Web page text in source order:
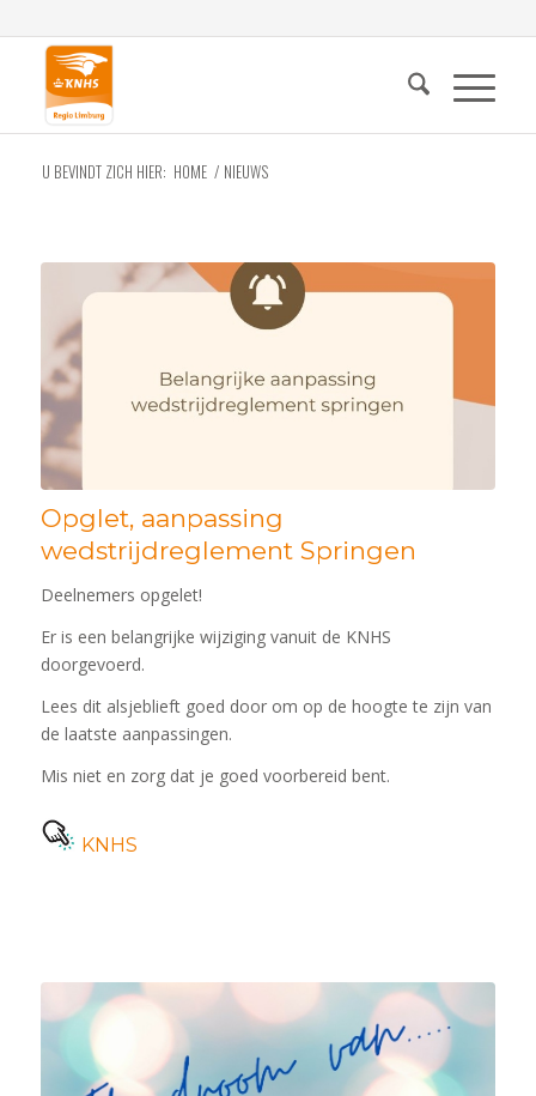
U BEVINDT ZICH HIER: HOME / NIEUWS
Opglet, aanpassing
wedstrijdreglement Springen
Deelnemers opgelet!
Er is een belangrijke wijziging vanuit de KNHS
doorgevoerd.
Lees dit alsjeblieft goed door om op de hoogte te zijn van
de laatste aanpassingen.
Mis niet en zorg dat je goed voorbereid bent.
KNHS